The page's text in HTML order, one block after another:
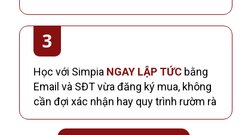
Học với Simpia NGAY LẬP TỨC bằng
Email và SĐT vừa đăng ký mua, không
cần đợi xác nhận hay quy trình rườm rà
3